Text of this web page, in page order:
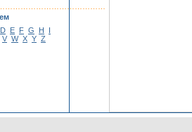
D E F G H
I
V W X Y Z